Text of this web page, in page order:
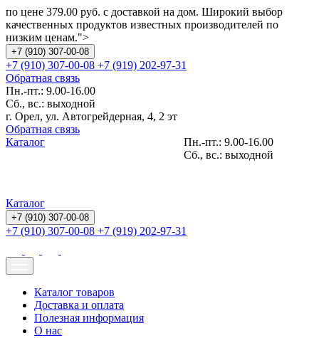
по цене 379.00 руб. с доставкой на дом. Широкий выбор
качественных продуктов известных производителей по
низким ценам.">
+7 (910) 307-00-08
+7 (910) 307-00-08 +7 (919) 202-97-31
Обратная связь
Пн.-пт.: 9.00-16.00
Сб., вс.: выходной
г. Орел, ул. Автогрейдерная, 4, 2 эт
Обратная связь
Пн.-пт.: 9.00-16.00
Сб., вс.: выходной
Каталог
Каталог
+7 (910) 307-00-08
+7 (910) 307-00-08 +7 (919) 202-97-31
Каталог товаров
Доставка и оплата
Полезная информация
О нас